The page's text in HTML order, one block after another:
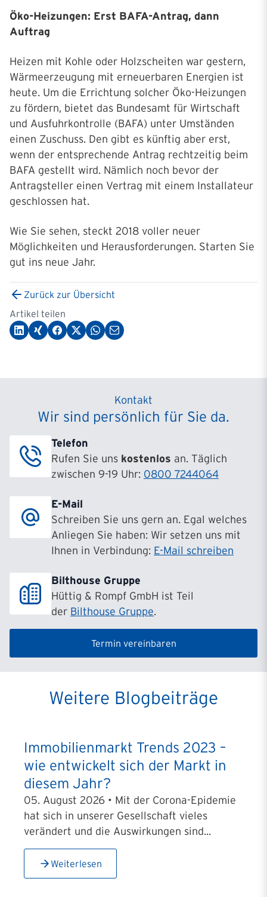
Öko-Heizungen: Erst BAFA-Antrag, dann
Auftrag
Heizen mit Kohle oder Holzscheiten war gestern,
Wärmeerzeugung mit erneuerbaren Energien ist
heute. Um die Errichtung solcher Öko-Heizungen
zu fördern, bietet das Bundesamt für Wirtschaft
und Ausfuhrkontrolle (BAFA) unter Umständen
einen Zuschuss. Den gibt es künftig aber erst,
wenn der entsprechende Antrag rechtzeitig beim
BAFA gestellt wird. Nämlich noch bevor der
Antragsteller einen Vertrag mit einem Installateur
geschlossen hat.
Wie Sie sehen, steckt 2018 voller neuer
Möglichkeiten und Herausforderungen. Starten Sie
gut ins neue Jahr.
Zurück zur Übersicht
Artikel teilen
Kontakt
Wir sind persönlich für Sie da.
Telefon
Rufen Sie uns kostenlos an. Täglich
zwischen 9-19 Uhr: 0800 7244064
E-Mail
Schreiben Sie uns gern an. Egal welches
Anliegen Sie haben: Wir setzen uns mit
Ihnen in Verbindung: E-Mail schreiben
Bilthouse Gruppe
Hüttig & Rompf GmbH ist Teil
der Bilthouse Gruppe.
Termin vereinbaren
Weitere Blogbeiträge
Immobilienmarkt Trends 2023 –
wie entwickelt sich der Markt in
diesem Jahr?
05. August 2026 • Mit der Corona-Epidemie
hat sich in unserer Gesellschaft vieles
verändert und die Auswirkungen sind...
Weiterlesen